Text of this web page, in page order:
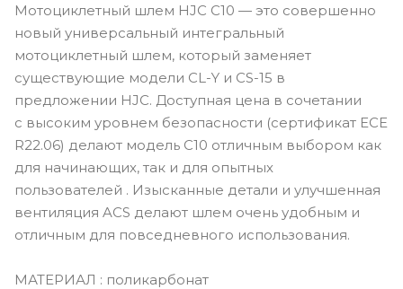
Мотоциклетный шлем HJC C10 — это совершенно
новый универсальный интегральный
мотоциклетный шлем, который заменяет
существующие модели CL-Y и CS-15 в
предложении HJC. Доступная цена в сочетании
с высоким уровнем безопасности (сертификат ECE
R22.06) делают модель C10 отличным выбором как
для начинающих, так и для опытных
пользователей . Изысканные детали и улучшенная
вентиляция ACS делают шлем очень удобным и
отличным для повседневного использования.
МАТЕРИАЛ : поликарбонат